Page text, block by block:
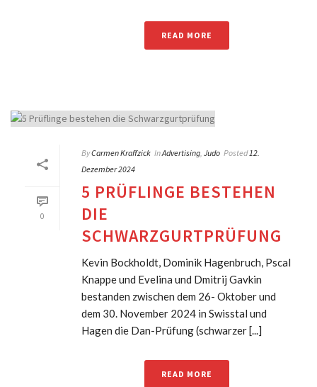
READ MORE
0
ByCarmen Kraffzick InAdvertising, Judo Posted12.
Dezember 2024
5 PRÜFLINGE BESTEHEN
DIE
SCHWARZGURTPRÜFUNG
Kevin Bockholdt, Dominik Hagenbruch, Pscal
Knappe und Evelina und Dmitrij Gavkin
bestanden zwischen dem 26- Oktober und
dem 30. November 2024 in Swisstal und
Hagen die Dan-Prüfung (schwarzer [...]
READ MORE